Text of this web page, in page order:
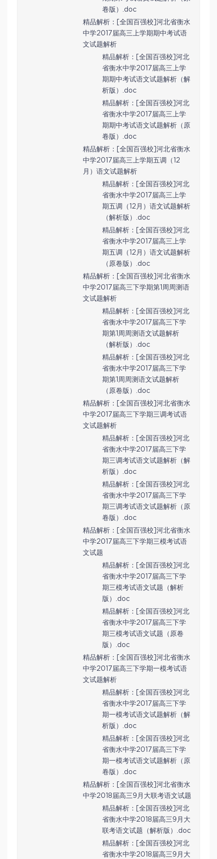
卷版）.doc
精品解析：[全国百强校]河北省衡水
中学2017届高三上学期期中考试语
文试题解析
精品解析：[全国百强校]河北
省衡水中学2017届高三上学
期期中考试语文试题解析（解
析版）.doc
精品解析：[全国百强校]河北
省衡水中学2017届高三上学
期期中考试语文试题解析（原
卷版）.doc
精品解析：[全国百强校]河北省衡水
中学2017届高三上学期五调（12
月）语文试题解析
精品解析：[全国百强校]河北
省衡水中学2017届高三上学
期五调（12月）语文试题解析
（解析版）.doc
精品解析：[全国百强校]河北
省衡水中学2017届高三上学
期五调（12月）语文试题解析
（原卷版）.doc
精品解析：[全国百强校]河北省衡水
中学2017届高三下学期第1周周测语
文试题解析
精品解析：[全国百强校]河北
省衡水中学2017届高三下学
期第1周周测语文试题解析
（解析版）.doc
精品解析：[全国百强校]河北
省衡水中学2017届高三下学
期第1周周测语文试题解析
（原卷版）.doc
精品解析：[全国百强校]河北省衡水
中学2017届高三下学期三调考试语
文试题解析
精品解析：[全国百强校]河北
省衡水中学2017届高三下学
期三调考试语文试题解析（解
析版）.doc
精品解析：[全国百强校]河北
省衡水中学2017届高三下学
期三调考试语文试题解析（原
卷版）.doc
精品解析：[全国百强校]河北省衡水
中学2017届高三下学期三模考试语
文试题
精品解析：[全国百强校]河北
省衡水中学2017届高三下学
期三模考试语文试题（解析
版）.doc
精品解析：[全国百强校]河北
省衡水中学2017届高三下学
期三模考试语文试题（原卷
版）.doc
精品解析：[全国百强校]河北省衡水
中学2017届高三下学期一模考试语
文试题解析
精品解析：[全国百强校]河北
省衡水中学2017届高三下学
期一模考试语文试题解析（解
析版）.doc
精品解析：[全国百强校]河北
省衡水中学2017届高三下学
期一模考试语文试题解析（原
卷版）.doc
精品解析：[全国百强校]河北省衡水
中学2018届高三9月大联考语文试题
精品解析：[全国百强校]河北
省衡水中学2018届高三9月大
联考语文试题（解析版）.doc
精品解析：[全国百强校]河北
省衡水中学2018届高三9月大